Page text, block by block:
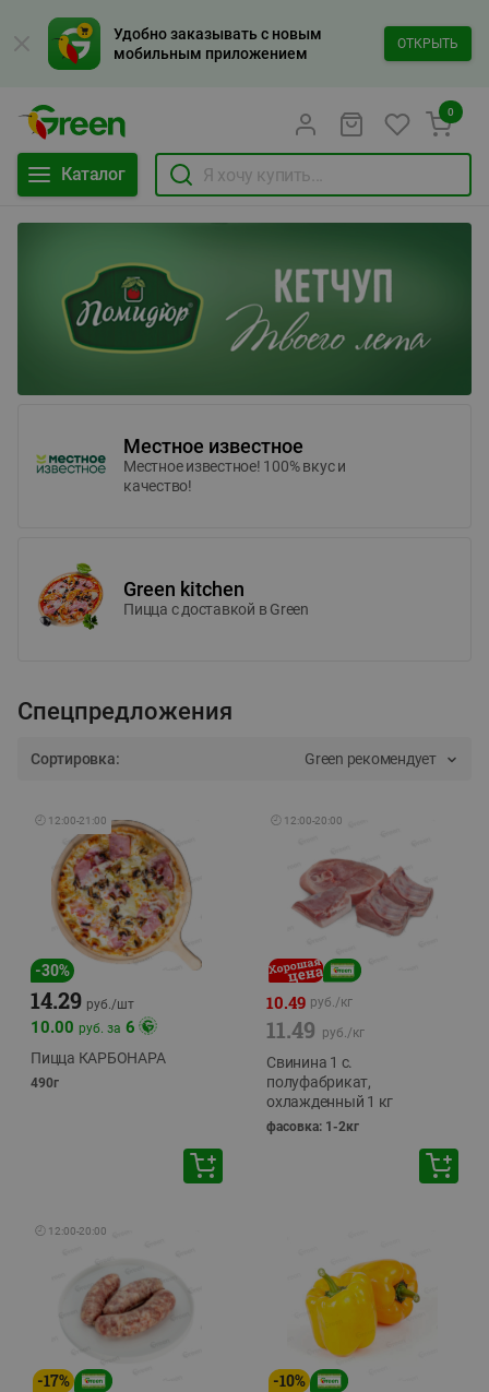
Удобно заказывать с новым
мобильным приложением
ОТКРЫТЬ
Каталог
0
Местное известное
Местное известное! 100% вкус и
качество!
Green kitchen
Пицца c доставкой в Green
Спецпредложения
Сортировка: Green рекомендует
🕘 12:00-21:00
-30%
14.29 руб./шт
10.00 руб. за 6
Пицца КАРБОНАРА
490г
🕘 12:00-20:00
10.49 руб./кг
11.49 руб./кг
Свинина 1 с.
полуфабрикат,
охлажденный 1 кг
фасовка: 1-2кг
🕘 12:00-20:00
-17% -10%